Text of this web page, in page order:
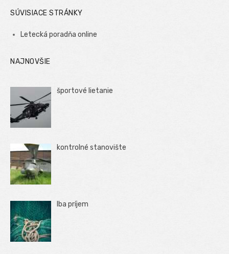
SÚVISIACE STRÁNKY
Letecká poradňa online
NAJNOVŠIE
športové lietanie
kontrolné stanovište
Iba príjem